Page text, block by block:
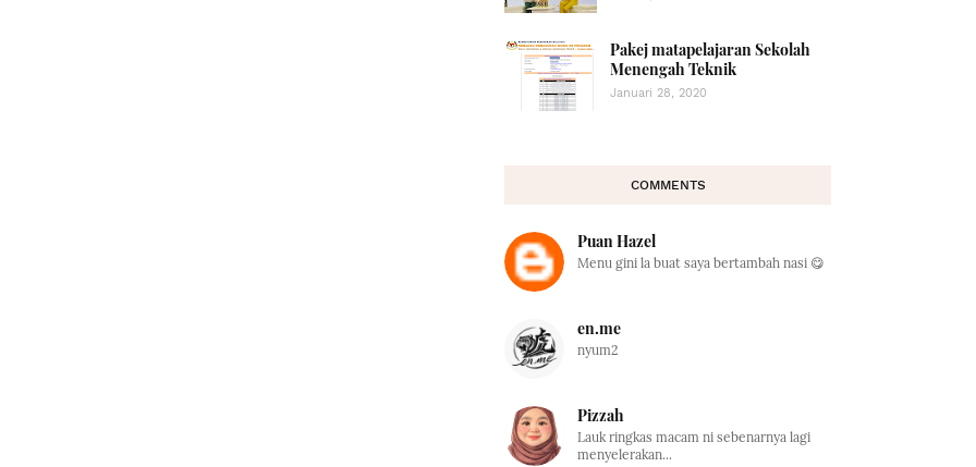
Pakej matapelajaran Sekolah
Menengah Teknik
Januari 28, 2020
COMMENTS
Puan Hazel
Menu gini la buat saya bertambah nasi 😋
en.me
nyum2
Pizzah
Lauk ringkas macam ni sebenarnya lagi
menyelerakan...